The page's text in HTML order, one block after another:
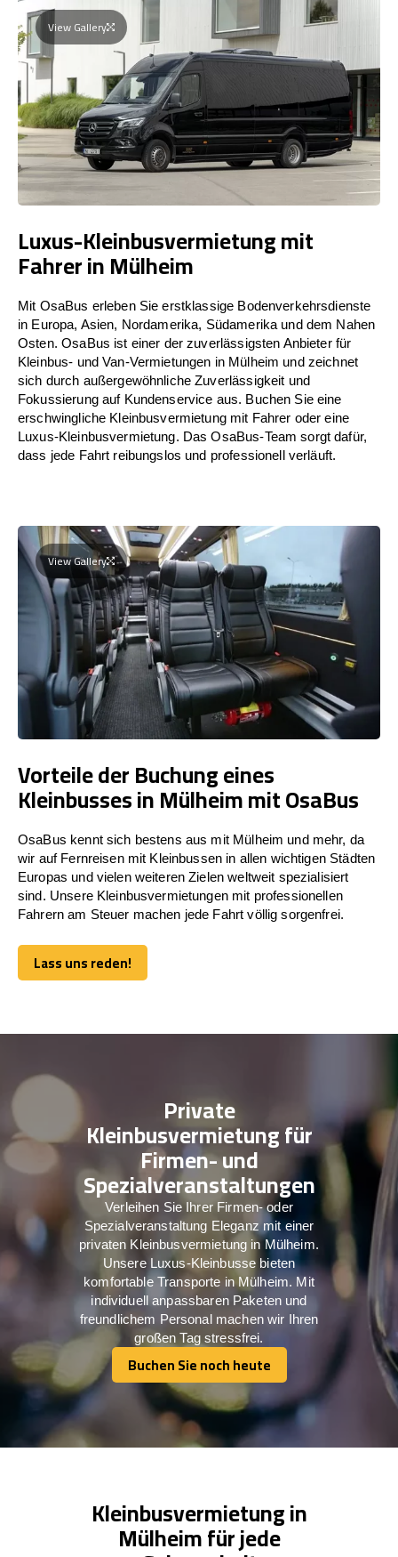
View Gallery
Luxus-Kleinbusvermietung mit
Fahrer in Mülheim
Mit OsaBus erleben Sie erstklassige Bodenverkehrsdienste
in Europa, Asien, Nordamerika, Südamerika und dem Nahen
Osten. OsaBus ist einer der zuverlässigsten Anbieter für
Kleinbus- und Van-Vermietungen in Mülheim und zeichnet
sich durch außergewöhnliche Zuverlässigkeit und
Fokussierung auf Kundenservice aus. Buchen Sie eine
erschwingliche Kleinbusvermietung mit Fahrer oder eine
Luxus-Kleinbusvermietung. Das OsaBus-Team sorgt dafür,
dass jede Fahrt reibungslos und professionell verläuft.
View Gallery
Vorteile der Buchung eines
Kleinbusses in Mülheim mit OsaBus
OsaBus kennt sich bestens aus mit Mülheim und mehr, da
wir auf Fernreisen mit Kleinbussen in allen wichtigen Städten
Europas und vielen weiteren Zielen weltweit spezialisiert
sind. Unsere Kleinbusvermietungen mit professionellen
Fahrern am Steuer machen jede Fahrt völlig sorgenfrei.
Lass uns reden!
Lass uns reden!
Private
Kleinbusvermietung für
Firmen- und
Spezialveranstaltungen
Verleihen Sie Ihrer Firmen- oder
Spezialveranstaltung Eleganz mit einer
privaten Kleinbusvermietung in Mülheim.
Unsere Luxus-Kleinbusse bieten
komfortable Transporte in Mülheim. Mit
individuell anpassbaren Paketen und
freundlichem Personal machen wir Ihren
großen Tag stressfrei.
Buchen Sie noch heute
Buchen Sie noch heute
Kleinbusvermietung in
Mülheim für jede